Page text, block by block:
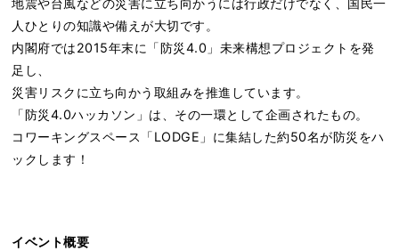
人ひとりの知識や備えが大切です。
内閣府では2015年末に「防災4.0」未来構想プロジェクトを発
足し、
災害リスクに立ち向かう取組みを推進しています。
「防災4.0ハッカソン」は、その一環として企画されたもの。
コワーキングスペース「LODGE」に集結した約50名が防災をハ
ックします！
イベント概要